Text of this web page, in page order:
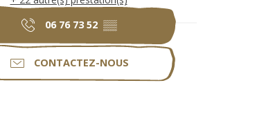
06 76 73 52 ▒▒
CONTACTEZ-NOUS